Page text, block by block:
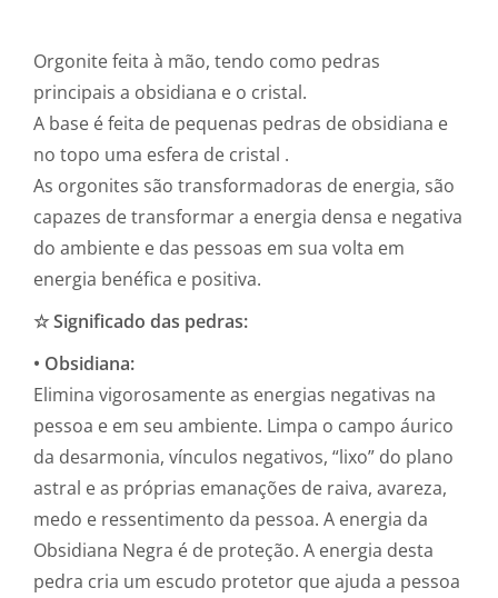
Orgonite feita à mão, tendo como pedras
principais a obsidiana e o cristal.
A base é feita de pequenas pedras de obsidiana e
no topo uma esfera de cristal .
As orgonites são transformadoras de energia, são
capazes de transformar a energia densa e negativa
do ambiente e das pessoas em sua volta em
energia benéfica e positiva.
☆ Significado das pedras:
• Obsidiana:
Elimina vigorosamente as energias negativas na
pessoa e em seu ambiente. Limpa o campo áurico
da desarmonia, vínculos negativos, “lixo” do plano
astral e as próprias emanações de raiva, avareza,
medo e ressentimento da pessoa. A energia da
Obsidiana Negra é de proteção. A energia desta
pedra cria um escudo protetor que ajuda a pessoa